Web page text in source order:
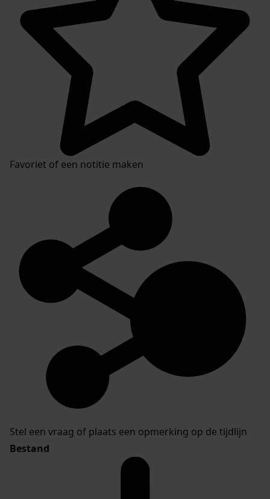
Favoriet of een notitie maken
Stel een vraag of plaats een opmerking op de tijdlijn
Bestand